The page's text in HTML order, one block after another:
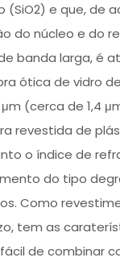
e que, de
do núcleo e do
banda larga, é
ótica de vidro
(cerca de 1,4
revestida de
o índice de
do tipo
Como
tem as
de combinar